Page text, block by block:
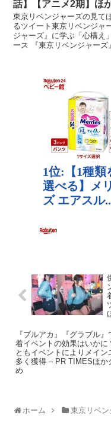
話】【アニメ2期】ほ
東京リベンジャーズの見て
るツイート東京リベンジャ
ジャーズ』に学ぶ「心構え
ース 『東京リベンジャーズ
『ブルアカ』『グラブル
着イベントの効果はいかに
ともイベントによりメイン
多く獲得 – PR TIMESほか
め
ホーム 東京リベ